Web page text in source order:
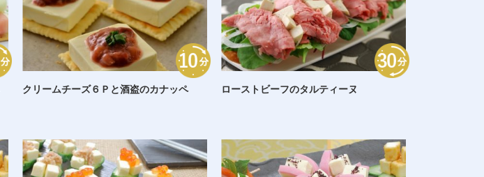
クリームチーズ６Ｐと酒盗のカナッペ ローストビーフのタルティーヌ